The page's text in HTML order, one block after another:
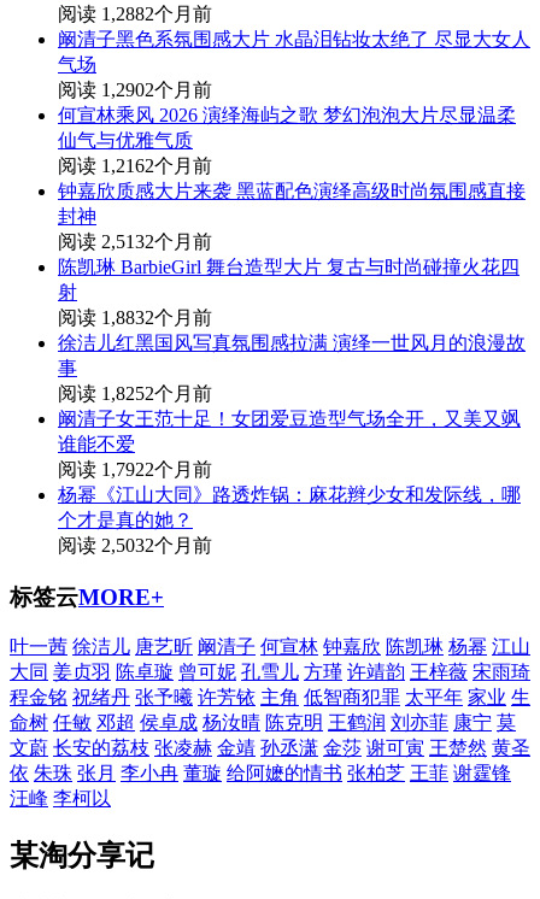
阅读 1,2882个月前
阚清子黑色系氛围感大片 水晶泪钻妆太绝了 尽显大女人
气场
阅读 1,2902个月前
何宣林乘风 2026 演绎海屿之歌 梦幻泡泡大片尽显温柔
仙气与优雅气质
阅读 1,2162个月前
钟嘉欣质感大片来袭 黑蓝配色演绎高级时尚氛围感直接
封神
阅读 2,5132个月前
陈凯琳 BarbieGirl 舞台造型大片 复古与时尚碰撞火花四
射
阅读 1,8832个月前
徐洁儿红黑国风写真氛围感拉满 演绎一世风月的浪漫故
事
阅读 1,8252个月前
阚清子女王范十足！女团爱豆造型气场全开，又美又飒
谁能不爱
阅读 1,7922个月前
杨幂《江山大同》路透炸锅：麻花辫少女和发际线，哪
个才是真的她？
阅读 2,5032个月前
标签云MORE+
叶一茜 徐洁儿 唐艺昕 阚清子 何宣林 钟嘉欣 陈凯琳 杨幂 江山
大同 姜贞羽 陈卓璇 曾可妮 孔雪儿 方瑾 许靖韵 王梓薇 宋雨琦
程金铭 祝绪丹 张予曦 许芳铱 主角 低智商犯罪 太平年 家业 生
命树 任敏 邓超 侯卓成 杨汝晴 陈克明 王鹤润 刘亦菲 康宁 莫
文蔚 长安的荔枝 张凌赫 金靖 孙丞潇 金莎 谢可寅 王楚然 黄圣
依 朱珠 张月 李小冉 董璇 给阿嬷的情书 张柏芝 王菲 谢霆锋
汪峰 李柯以
某淘分享记